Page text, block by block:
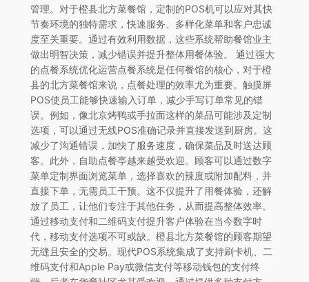
管理。对于橙县北方菜餐馆，定制的POS机可以应对其快
节奏环境的独特需求，快速服务、多样化菜单和客户忠诚
度至关重要。通过有效利用数据，这些系统帮助餐馆业主
做出明智决策，减少错误并提升整体用餐体验。 通过强大
的点餐系统优化运营点餐系统是任何餐馆的核心，对于橙
县的北方菜餐馆来说，点餐处理的效率尤为重要。触摸屏
POS使员工能够快速输入订单，减少手写订单常见的错
误。例如，像北京烤鸭或手拉面这样的菜品可能涉及定制
选项，可以通过无线POS准确记录并直接发送到厨房。这
减少了沟通错误，加快了服务速度，确保菜品及时送达顾
客。此外，自助点餐亭越来越受欢迎。顾客可以通过数字
菜单定制界面浏览菜单，选择喜欢的辣度或附加配料，并
直接下单，无需员工干预。这不仅提升了用餐体验，还解
放了员工，让他们专注于其他任务，从而提高整体效率。
通过移动支付和二维码支付提升客户体验在当今数字时
代，移动支付选项不可或缺。橙县北方菜餐馆的顾客期望
无缝且安全的交易。现代POS系统集成了支持刷卡机、二
维码支付和Apple Pay或微信支付等移动钱包的支付终